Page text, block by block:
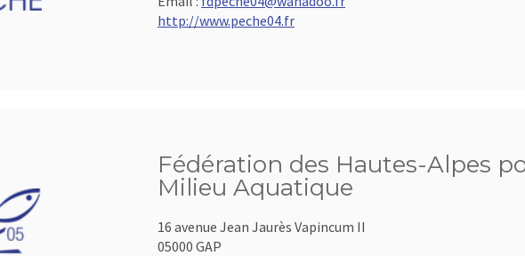
http://www.peche04.fr
Fédération des Hautes-Alpes
Milieu Aquatique
16 avenue Jean Jaurès Vapincum II
05000 GAP